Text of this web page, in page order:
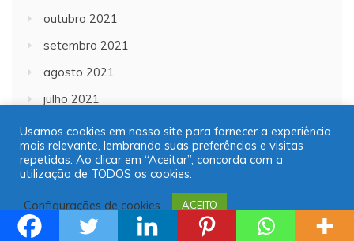
outubro 2021
setembro 2021
agosto 2021
julho 2021
junho 2021
maio 2021
abril 2021
março 2021
fevereiro 2021
Usamos cookies em nosso site para fornecer a experiência
mais relevante, lembrando suas preferências e visitas
repetidas. Ao clicar em “Aceitar”, concorda com a
utilização de TODOS os cookies.
Configurações de cookies ACEITO